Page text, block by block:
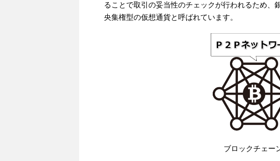
ることで取引の妥当性のチェックが行われるため、
央集権型の仮想通貨と呼ばれています。
ブロックチェー